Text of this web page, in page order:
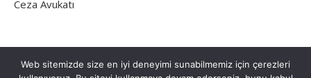
Ceza Avukatı
Web sitemizde size en iyi deneyimi sunabilmemiz için çerezleri